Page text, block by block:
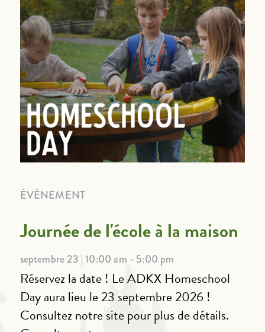
ÉVÉNEMENT
Journée de l'école à la maison
septembre 23 | 10:00 am - 5:00 pm
Réservez la date ! Le ADKX Homeschool
Day aura lieu le 23 septembre 2026 !
Consultez notre site pour plus de détails.